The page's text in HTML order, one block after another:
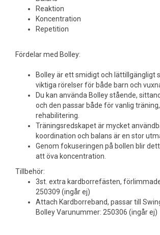
Reaktion
Koncentration
Repetition
Fördelar med Bolley:
Bolley är ett smidigt och lättillgängligt
viktiga rörelser för både barn och
Du kan använda Bolley stående,
och den passar både för vanlig
rehabilitering.
Träningsredskapet är mycket
koordination och balans är en stor
Genom fokuseringen på bollen blir
att öva koncentration.
Tillbehör:
3st. extra kardborrefästen,
250309 (ingår ej)
Attach Kardborreband, passar till
Bolley Varunummer: 250306 (ingår ej)